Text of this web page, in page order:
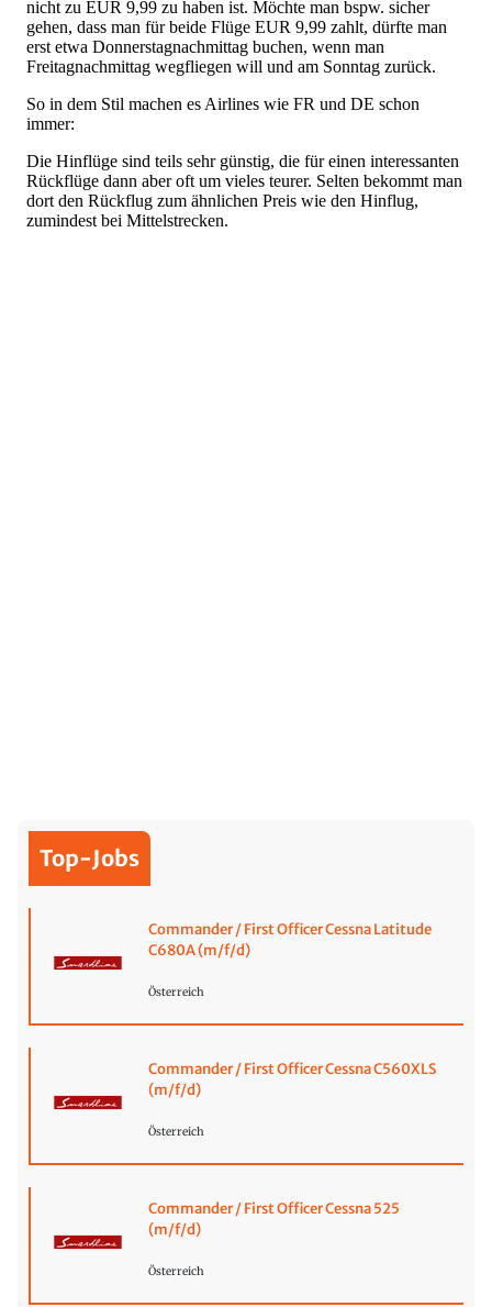
Top-Jobs
Commander / First Officer Cessna Latitude
C680A (m/f/d)
Österreich
Commander / First Officer Cessna C560XLS
(m/f/d)
Österreich
Commander / First Officer Cessna 525
(m/f/d)
Österreich